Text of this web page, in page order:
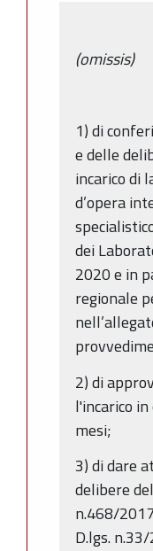
(omissis)
1) di
e delle
incarico di
d’opera
dei
2020 e in
regionale
2) di
l'incarico
mesi;
3) di dare
delibere
n.468/
D.lgs.